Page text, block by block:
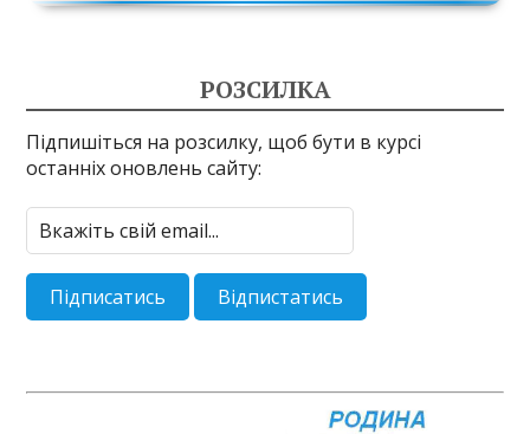
РОЗСИЛКА
Підпишіться на розсилку, щоб бути в курсі
останніх оновлень сайту: